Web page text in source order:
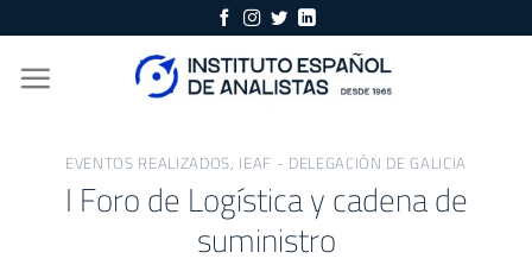
content
EVENTOS REALIZADOS, IEAF - DELEGACIÓN DE GALICIA
I Foro de Logística y cadena de
suministro